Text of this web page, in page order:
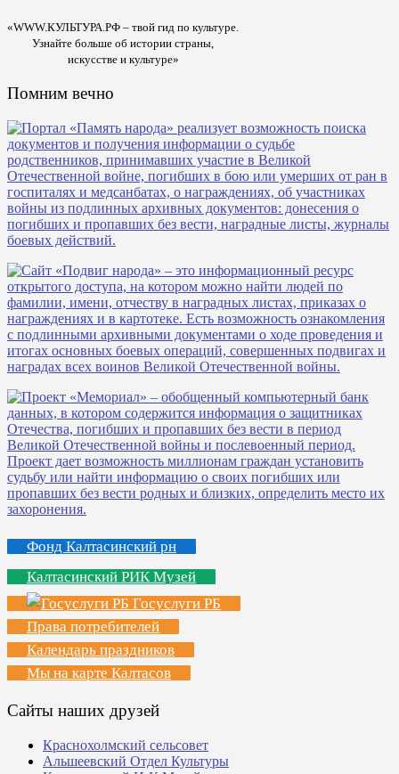
«WWW.КУЛЬТУРА.РФ – твой гид по культуре.
Узнайте больше об истории страны,
искусстве и культуре»
Помним вечно
Фонд Калтасинский рн
Калтасинский РИК Музей
Госуслуги РБ
Права потребителей
Календарь праздников
Мы на карте Калтасов
Сайты наших друзей
Краснохолмский сельсовет
Альшеевский Отдел Культуры